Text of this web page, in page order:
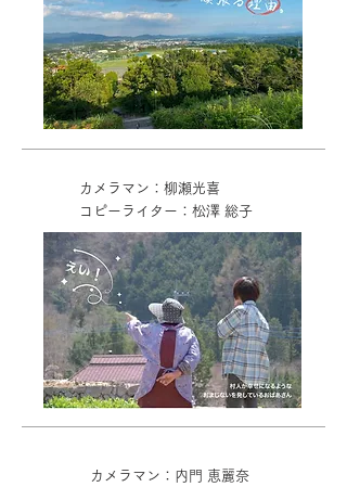
カメラマン：柳瀬光喜
コピーライター：松澤 総子
カメラマン：内門 恵麗奈